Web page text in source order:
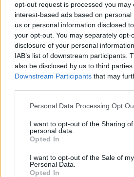
opt-out request is processed you may
interest-based ads based on
us or personal information disclosed
your opt-out. You may separately opt-
disclosure of your personal
IAB’s list of downstream participants.
also be disclosed by us to third
Downstream Participants that may
Personal Data Processing Opt
I want to opt-out of the Sharing
personal data.
Opted In
I want to opt-out of the Sale of my
Personal Data.
Opted In
Για ακόμη περισσότερα νέα,
του E-Daily.gr
Ακολουθήστε το E-Radio.gr
ΔΙΑΦΗΜΙΣΗ